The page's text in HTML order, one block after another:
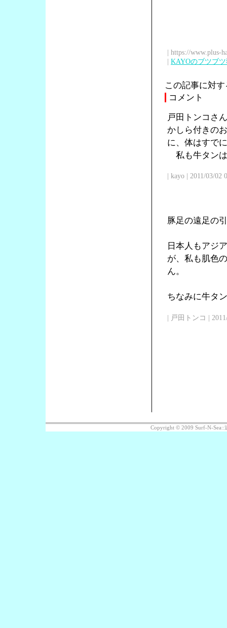
| https://www.plus-
| KAYOのブツブ
この記事に対
コメント
戸田トンコさ
かしら付きの
に、体はすで
私も牛タン
| kayo | 2011/03/02
豚足の遠足の
日本人もアジ
が、私も肌色
ん。
ちなみに牛タ
| 戸田トンコ |
Copyright © 2009 Surf-N-Sea::